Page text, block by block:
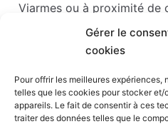
Gérer le
cookies
Pour offrir les meilleures expériences,
telles que les cookies pour stocker
appareils. Le fait de consentir à ces
traiter des données telles que le
Viarmes ou à proximité de
Les points d'intérêts sont
desservis en matière de
sur l'un des liens ci-
sur l'accessibilité en taxi
stations de taxis du point